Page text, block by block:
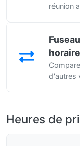
réunion
horaire
d'autres
Heures de